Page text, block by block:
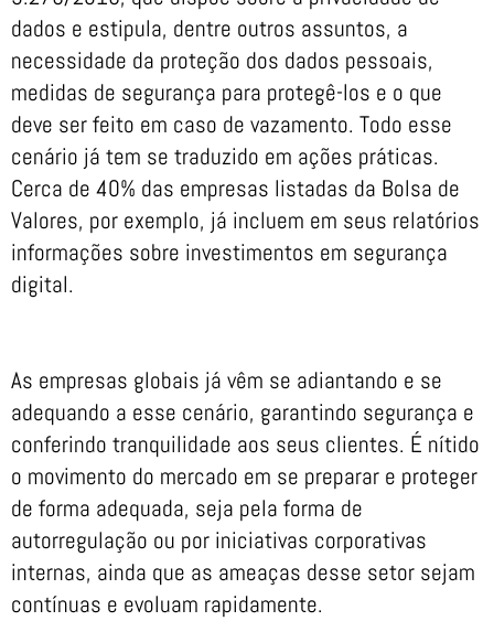
dados e estipula, dentre outros assuntos, a
necessidade da proteção dos dados pessoais,
medidas de segurança para protegê-los e o que
deve ser feito em caso de vazamento. Todo esse
cenário já tem se traduzido em ações práticas.
Cerca de 40% das empresas listadas da Bolsa de
Valores, por exemplo, já incluem em seus relatórios
informações sobre investimentos em segurança
digital.
As empresas globais já vêm se adiantando e se
adequando a esse cenário, garantindo segurança e
conferindo tranquilidade aos seus clientes. É nítido
o movimento do mercado em se preparar e proteger
de forma adequada, seja pela forma de
autorregulação ou por iniciativas corporativas
internas, ainda que as ameaças desse setor sejam
contínuas e evoluam rapidamente.